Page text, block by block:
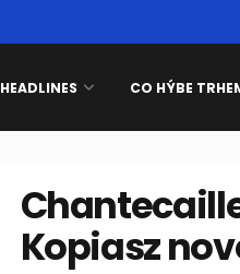
HEADLINES CO HÝBE
Kopiasz